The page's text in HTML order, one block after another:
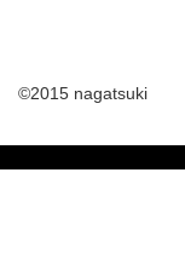
©2015 nagatsuki